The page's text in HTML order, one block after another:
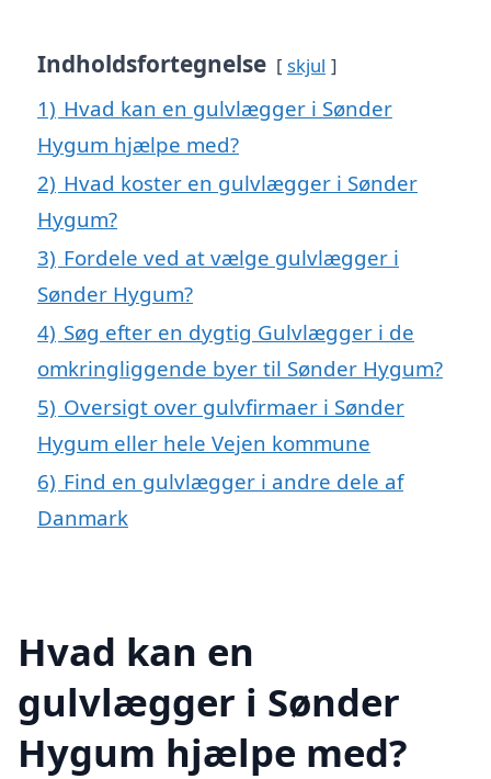
Indholdsfortegnelse skjul
1) Hvad kan en gulvlægger i Sønder
Hygum hjælpe med?
2) Hvad koster en gulvlægger i Sønder
Hygum?
3) Fordele ved at vælge gulvlægger i
Sønder Hygum?
4) Søg efter en dygtig Gulvlægger i de
omkringliggende byer til Sønder Hygum?
5) Oversigt over gulvfirmaer i Sønder
Hygum eller hele Vejen kommune
6) Find en gulvlægger i andre dele af
Danmark
Hvad kan en
gulvlægger i Sønder
Hygum hjælpe med?